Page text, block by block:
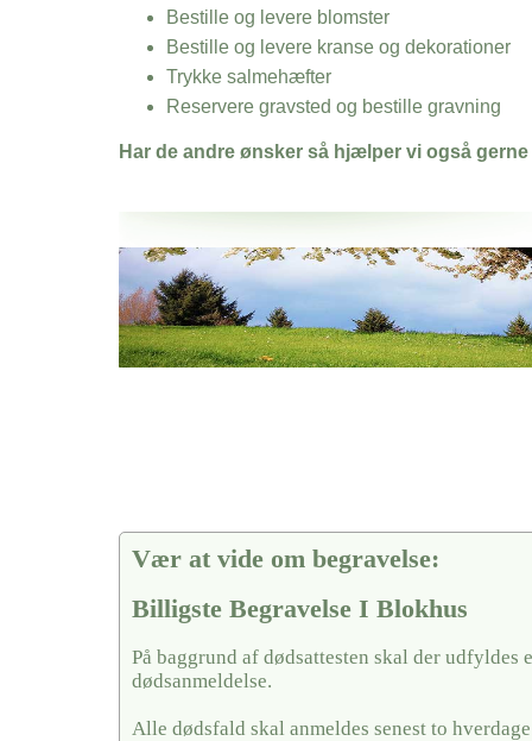
Bestille og levere blomster
Bestille og levere kranse og dekorationer
Trykke salmehæfter
Reservere gravsted og bestille gravning
Har de andre ønsker så hjælper vi også gerne
Her hos os får du altid en god afslutning når det gælder
Billigste Begravelse I Blokhus
vi hjælper i alle faser af begravelsel
Vær at vide om begravelse:
Billigste Begravelse I Blokhus
På baggrund af dødsattesten skal der udfyldes
dødsanmeldelse.
Alle dødsfald skal anmeldes senest to